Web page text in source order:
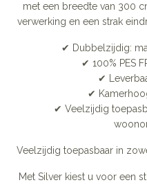
met een breedte van 300
verwerking en een strak
✔ Dubbelzijdig:
✔ 100% PES
✔
✔
✔ Veelzijdig
Veelzijdig toepasbaar in
Met Silver kiest u voor een